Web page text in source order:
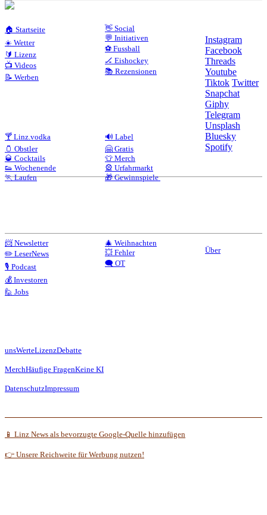
🏠 Startseite
☀️ Wetter
🔰 Lizenz
📺 Videos
📝 Werben
👋 Social
💬 Initiativen
⚽ Fussball
🏒 Eishockey
📚 Rezensionen
🍸 Linz.vodka
🫙 Obstler
🥃 Cocktails
👟 Wochenende
🏃 Laufen
🔊 Label
🤗 Gratis
👕 Merch
🎡 Urfahrmarkt
🎁 Gewinnspiele
📨 Newsletter
✏️ LeserNews
🎙️ Podcast
💰 Investoren
🙋 Jobs
🎄 Weihnachten
💥 Fehler
🗨️ OT
Instagram
Facebook
Threads
Youtube
Tiktok Twitter
Snapchat
Giphy
Telegram
Unsplash
Bluesky
Spotify
Über
unsWerteLizenzDebatte
MerchHäufige FragenKeine KI
DatenschutzImpressum
📱 Linz News als bevorzugte Google-Quelle hinzufügen
👉 Unsere Reichweite für Werbung nutzen!